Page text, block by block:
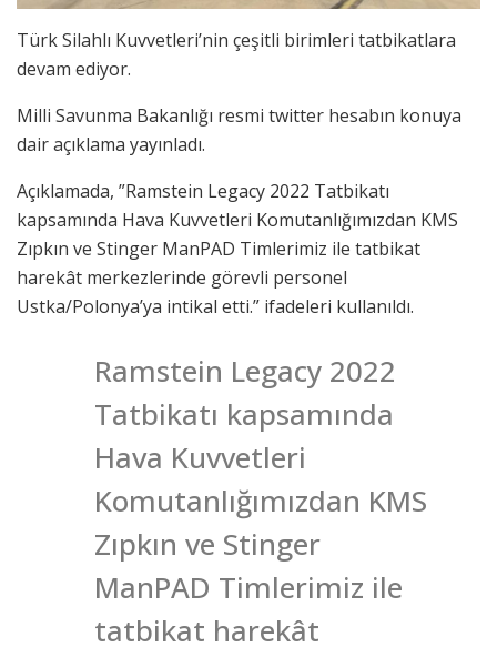
Türk Silahlı Kuvvetleri’nin çeşitli birimleri tatbikatlara
devam ediyor.
Milli Savunma Bakanlığı resmi twitter hesabın konuya
dair açıklama yayınladı.
Açıklamada, ”Ramstein Legacy 2022 Tatbikatı
kapsamında Hava Kuvvetleri Komutanlığımızdan KMS
Zıpkın ve Stinger ManPAD Timlerimiz ile tatbikat
harekât merkezlerinde görevli personel
Ustka/Polonya’ya intikal etti.” ifadeleri kullanıldı.
Ramstein Legacy 2022
Tatbikatı kapsamında
Hava Kuvvetleri
Komutanlığımızdan KMS
Zıpkın ve Stinger
ManPAD Timlerimiz ile
tatbikat harekât